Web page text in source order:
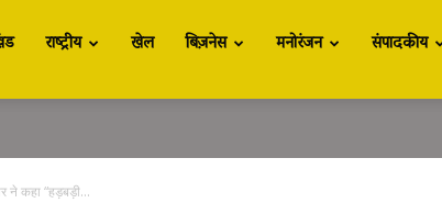
राष्ट्रीय खेल बिज़नेस मनोरंजन संपादकीय
ने कहा “हड़बड़ी...